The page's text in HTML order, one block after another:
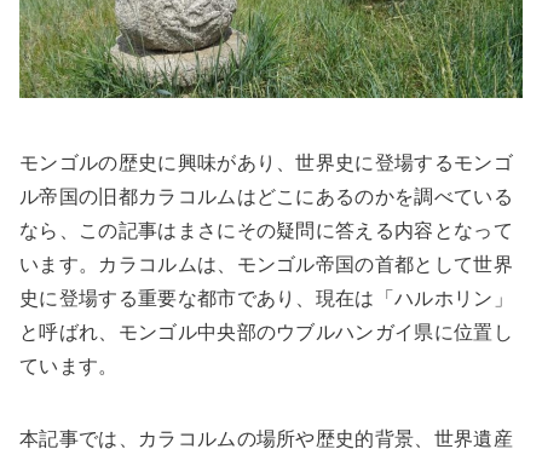
モンゴルの歴史に興味があり、世界史に登場するモンゴ
ル帝国の旧都カラコルムはどこにあるのかを調べている
なら、この記事はまさにその疑問に答える内容となって
います。カラコルムは、モンゴル帝国の首都として世界
史に登場する重要な都市であり、現在は「ハルホリン」
と呼ばれ、モンゴル中央部のウブルハンガイ県に位置し
ています。
本記事では、カラコルムの場所や歴史的背景、世界遺産